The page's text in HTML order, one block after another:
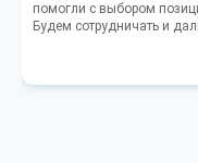
помогли с выбором
Будем сотрудничать и